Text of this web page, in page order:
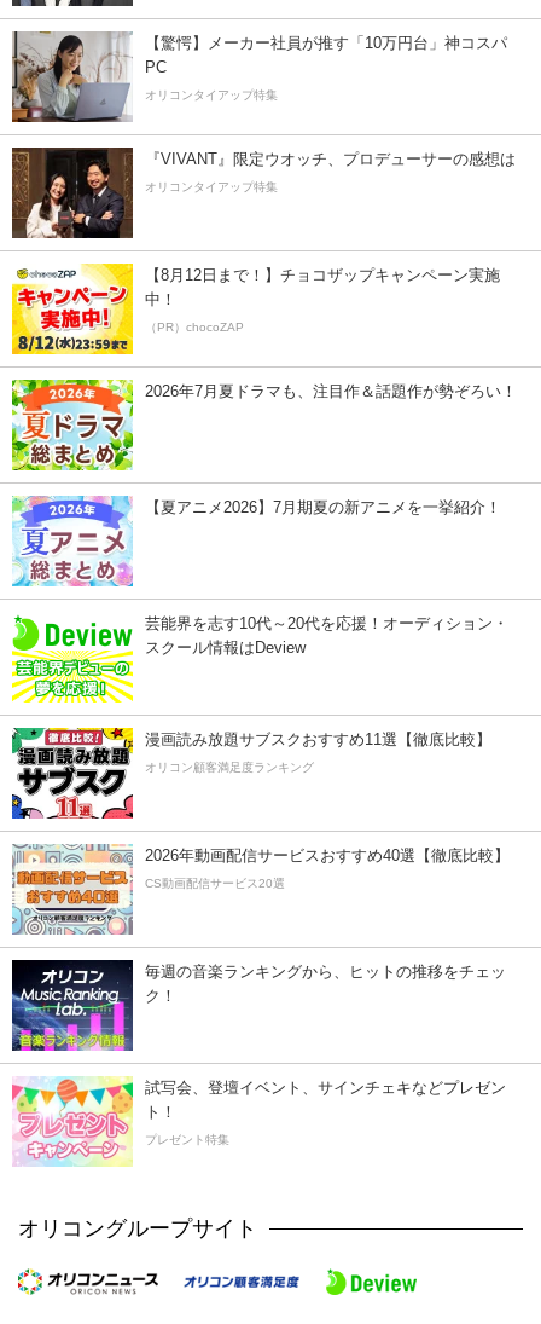
【驚愕】メーカー社員が推す「10万円台」神コスパ
PC
オリコンタイアップ特集
『VIVANT』限定ウオッチ、プロデューサーの感想は
オリコンタイアップ特集
【8月12日まで！】チョコザップキャンペーン実施
中！
（PR）chocoZAP
2026年7月夏ドラマも、注目作＆話題作が勢ぞろい！
【夏アニメ2026】7月期夏の新アニメを一挙紹介！
芸能界を志す10代～20代を応援！オーディション・
スクール情報はDeview
漫画読み放題サブスクおすすめ11選【徹底比較】
オリコン顧客満足度ランキング
2026年動画配信サービスおすすめ40選【徹底比較】
CS動画配信サービス20選
毎週の音楽ランキングから、ヒットの推移をチェッ
ク！
試写会、登壇イベント、サインチェキなどプレゼン
ト！
プレゼント特集
オリコングループサイト